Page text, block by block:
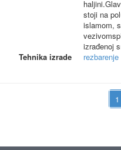
stoji na
islamom,
izrađenoj
Tehnika izrade
rezbarenje